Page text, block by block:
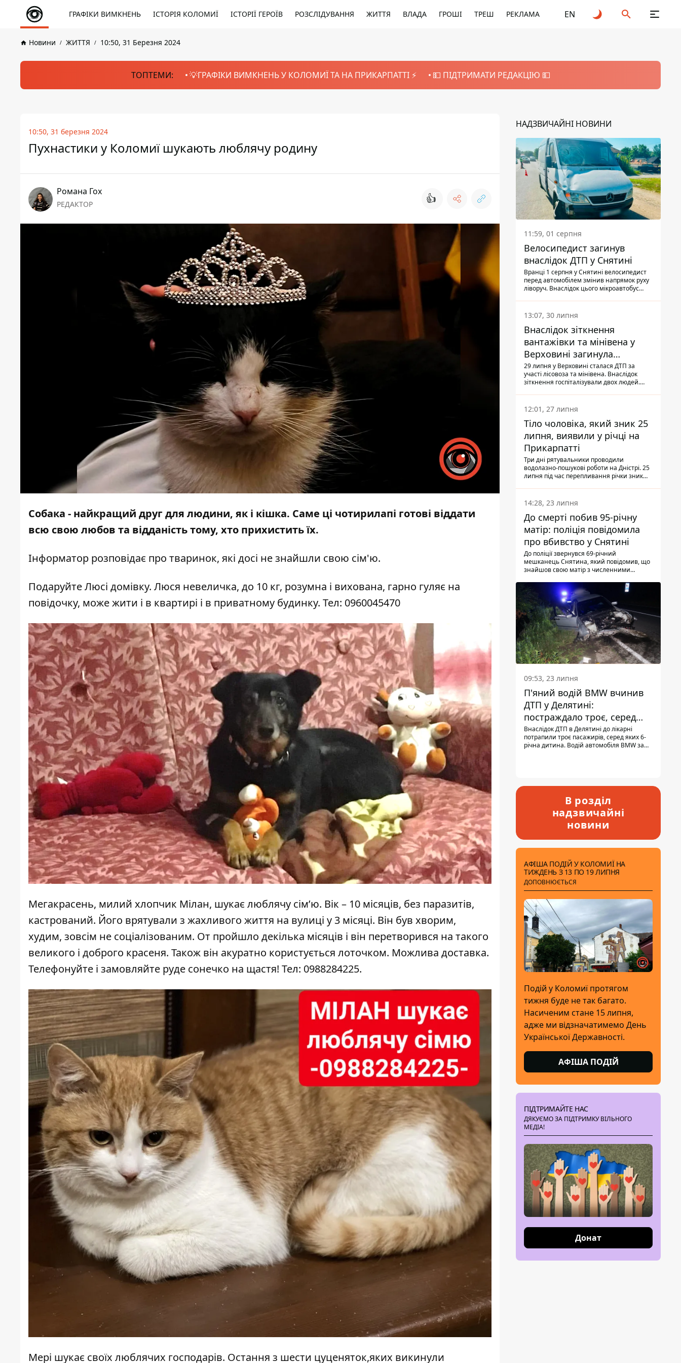
ГРАФІКИ ВИМКНЕНЬ ІСТОРІЯ КОЛОМИЇ ІСТОРІЇ ГЕРОЇВ РОЗСЛІДУВАННЯ ЖИТТЯ ВЛАДА ГРОШІ ТРЕШ РЕКЛАМА EN
Новини ЖИТТЯ 10:50, 31 Березня 2024
ТОПТЕМИ: 💡ГРАФІКИ ВИМКНЕНЬ У КОЛОМИЇ ТА НА ПРИКАРПАТТІ ⚡️ 💵 ПІДТРИМАТИ РЕДАКЦІЮ 💵
10:50, 31 березня 2024
Пухнастики у Коломиї шукають люблячу родину
Романа Гох
РЕДАКТОР 👍
Собака - найкращий друг для людини, як і кішка. Саме ці чотирилапі готові віддати
всю свою любов та відданість тому, хто прихистить їх.
Інформатор розповідає про тваринок, які досі не знайшли свою сім'ю.
Подаруйте Люсі домівку. Люся невеличка, до 10 кг, розумна і вихована, гарно гуляє на
повідочку, може жити і в квартирі і в приватному будинку. Тел: 0960045470
Мегакрасень, милий хлопчик Мілан, шукає люблячу сім’ю. Вік – 10 місяців, без паразитів,
кастрований. Його врятували з жахливого життя на вулиці у 3 місяці. Він був хворим,
худим, зовсім не соціалізованим. От пройшло декілька місяців і він перетворився на такого
великого і доброго красеня. Також він акуратно користується лоточком. Можлива доставка.
Телефонуйте і замовляйте руде сонечко на щастя! Тел: 0988284225.
Мері шукає своїх люблячих господарів. Остання з шести цуценяток,яких викинули
НАДЗВИЧАЙНІ НОВИНИ
11:59, 01 серпня
Велосипедист загинув
внаслідок ДТП у Снятині
Вранці 1 серпня у Снятині велосипедист
перед автомобілем змінив напрямок руху
ліворуч. Внаслідок цього мікроавтобус
13:07, 30 липня
Внаслідок зіткнення
вантажівки та мінівена у
Верховині загинула
пасажирка, водійка - у
лікарні
29 липня у Верховині сталася ДТП за
участі лісовоза та мінівена. Внаслідок
зіткнення госпіталізували двох людей.
Також травми отримала водійка
автомобіля.
12:01, 27 липня
Тіло чоловіка, який зник 25
липня, виявили у річці на
Прикарпатті
Три дні рятувальники проводили
водолазно-пошукові роботи на Дністрі. 25
липня під час перепливання річки зник
виявили тіло.
14:28, 23 липня
До смерті побив 95-річну
матір: поліція повідомила
про вбивство у Снятині
До поліції звернувся 69-річний
мешканець Снятина, який повідомив, що
знайшов свою матір з численними
з'ясували правоохоронці, ці травми жінці
наніс її син.
09:53, 23 липня
П'яний водій BMW вчинив
ДТП у Делятині:
постраждало троє, серед
них - дитина
Внаслідок ДТП в Делятині до лікарні
потрапили троє пасажирів, серед яких 6-
річна дитина. Водій автомобіля BMW за
В розділ
надзвичайні
новини
АФІША ПОДІЙ У КОЛОМИЇ НА
ТИЖДЕНЬ З 13 ПО 19 ЛИПНЯ
ДОПОВНЮЄТЬСЯ
Подій у Коломиї протягом
тижня буде не так багато.
Насиченим стане 15 липня,
адже ми відзначатимемо День
Української Державності.
АФІША ПОДІЙ
ПІДТРИМАЙТЕ НАС
ДЯКУЄМО ЗА ПІДТРИМКУ ВІЛЬНОГО
МЕДІА!
Донат